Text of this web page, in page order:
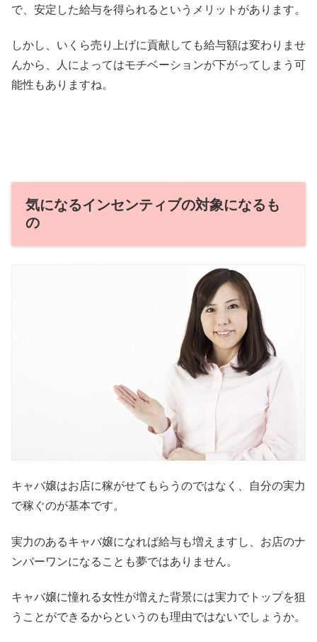
で、安定した給与を得られるというメリットがあります。
しかし、いくら売り上げに貢献しても給与額は変わりませ
んから、人によってはモチベーションが下がってしまう可
能性もありますね。
気になるインセンティブの対象になるも
の
キャバ嬢はお店に稼がせてもらうのではなく、自分の実力
で稼ぐのが基本です。
実力のあるキャバ嬢になれば給与も増えますし、お店のナ
ンバーワンになることも夢ではありません。
キャバ嬢に憧れる女性が増えた背景には実力でトップを狙
うことができるからというのも理由ではないでしょうか。